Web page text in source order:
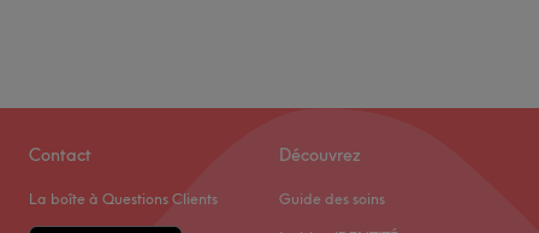
Contact
La boîte à Questions Clients
Découvrez
Guide des soins